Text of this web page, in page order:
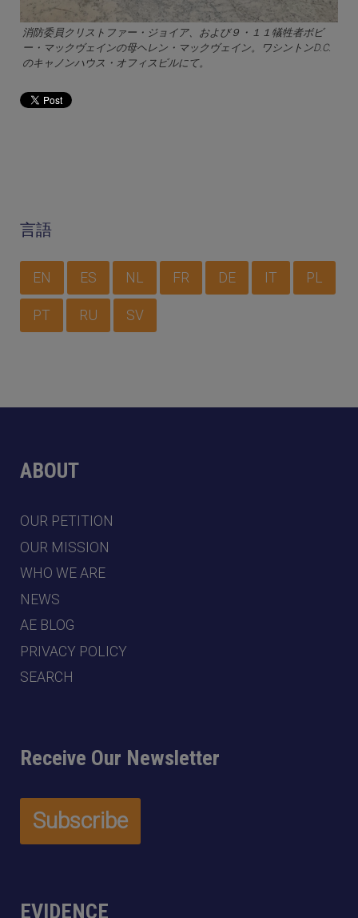
消防委員クリストファー・ジョイア、および９・１１犠牲者ボビ
ー・マックヴェインの母ヘレン・マックヴェイン。ワシントンD.C.
のキャノンハウス・オフィスビルにて。
言語
EN ES NL FR DE IT PL
PT RU SV
ABOUT
OUR PETITION
OUR MISSION
WHO WE ARE
NEWS
AE BLOG
PRIVACY POLICY
SEARCH
Receive Our Newsletter
EVIDENCE